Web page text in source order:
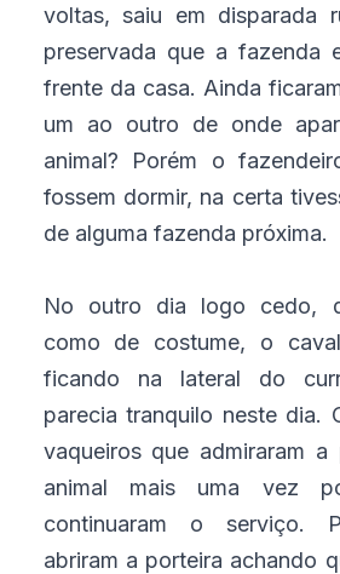
voltas, saiu em disparada
preservada que a fazenda
frente da casa. Ainda
um ao outro de onde
animal? Porém o
fossem dormir, na certa
de alguma fazenda próxima.
No outro dia logo cedo,
como de costume, o
ficando na lateral do
parecia tranquilo neste dia.
vaqueiros que admiraram a
animal mais uma vez
continuaram o serviço.
abriram a porteira achando